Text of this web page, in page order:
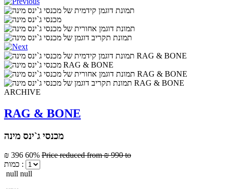
ARCHIVE
RAG & BONE
מכנסי ג`ינס מינה
₪ 396 60% Price reduced from₪ 990 to
כמות :
null null